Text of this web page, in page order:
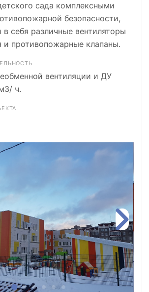
сада комплексными
безопасности,
себя различные вентиляторы
и противопожарные клапаны.
вентиляции и ДУ
ч.